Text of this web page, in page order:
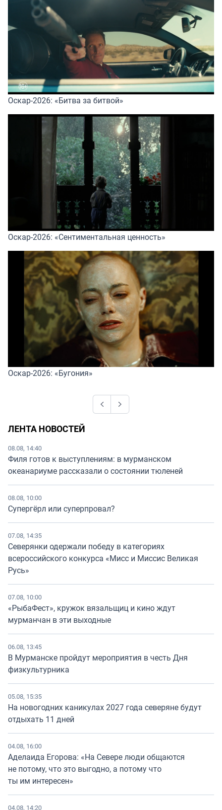
ЛЕНТА НОВОСТЕЙ
08.08, 14:40
Филя готов к выступлениям: в мурманском
океанариуме рассказали о состоянии тюленей
08.08, 10:00
Супергёрл или суперпровал?
07.08, 14:35
Северянки одержали победу в категориях
всероссийского конкурса «Мисс и Миссис Великая
Русь»
07.08, 10:00
«РыбаФест», кружок вязальщиц и кино ждут
мурманчан в эти выходные
06.08, 13:45
В Мурманске пройдут мероприятия в честь Дня
физкультурника
05.08, 15:35
На новогодних каникулах 2027 года северяне будут
отдыхать 11 дней
04.08, 16:00
Аделаида Егорова: «На Севере люди общаются
не потому, что это выгодно, а потому что
ты им интересен»
04.08, 14:20
Оскар-2026: «Битва за битвой»
Оскар-2026: «Сентиментальная ценность»
Оскар-2026: «Бугония»
PreviousNext